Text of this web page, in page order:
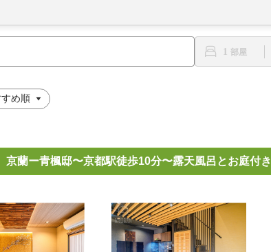
1
京蘭ー青楓邸〜京都駅徒歩10分〜露天風呂とお庭付き